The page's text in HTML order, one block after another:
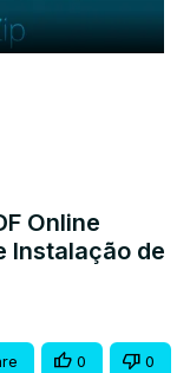
Online
Instalação de
0 0